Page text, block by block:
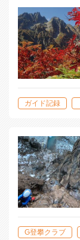
ガイド記録
G登攀クラブ